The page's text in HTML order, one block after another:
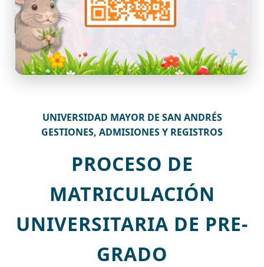
UNIVERSIDAD MAYOR DE SAN ANDRÉS
GESTIONES, ADMISIONES Y REGISTROS
PROCESO DE
MATRICULACIÓN
UNIVERSITARIA DE PRE-
GRADO